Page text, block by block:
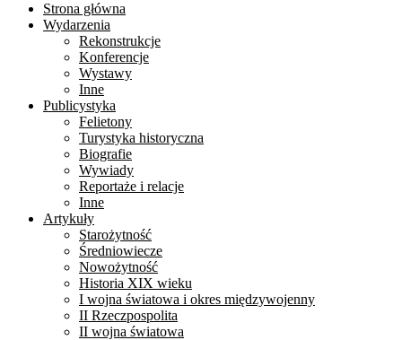
Strona główna
Wydarzenia
Rekonstrukcje
Konferencje
Wystawy
Inne
Publicystyka
Felietony
Turystyka historyczna
Biografie
Wywiady
Reportaże i relacje
Inne
Artykuły
Starożytność
Średniowiecze
Nowożytność
Historia XIX wieku
I wojna światowa i okres międzywojenny
II Rzeczpospolita
II wojna światowa